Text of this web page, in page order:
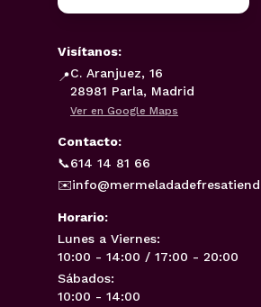
Visítanos:
📍C. Aranjuez, 16
28981 Parla, Madrid
Ver en Google Maps
Contacto:
📞614 14 81 66
✉️
Horario:
Lunes a Viernes:
10:00 - 14:00 / 17:00 - 20:00
Sábados:
10:00 - 14:00